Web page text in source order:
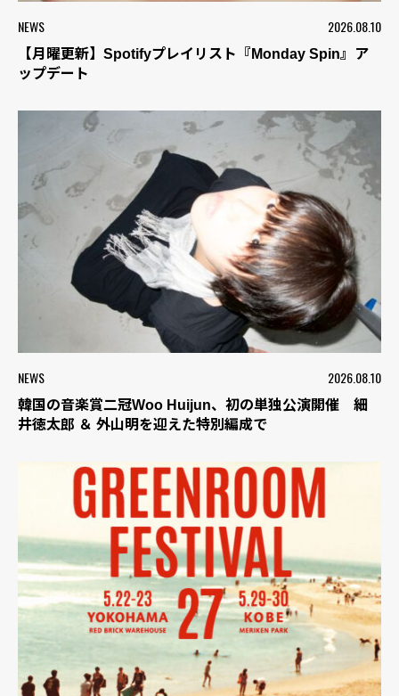
NEWS 2026.08.10
【月曜更新】Spotifyプレイリスト『Monday Spin』ア
ップデート
NEWS 2026.08.10
韓国の音楽賞二冠Woo Huijun、初の単独公演開催 細
井徳太郎 ＆ 外山明を迎えた特別編成で